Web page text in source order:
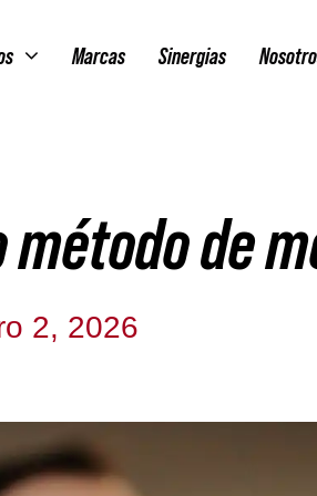
Marcas Sinergias
de
2, 2026